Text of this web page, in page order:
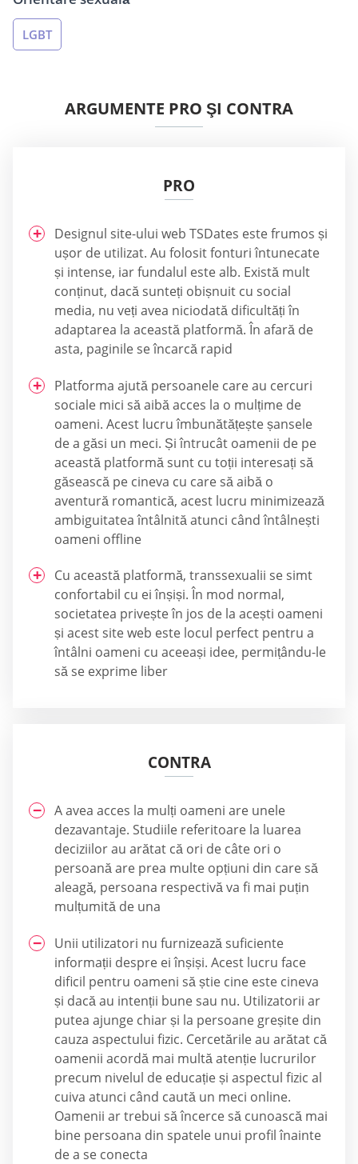
LGBT
ARGUMENTE PRO ŞI CONTRA
PRO
Designul site-ului web TSDates este frumos și
ușor de utilizat. Au folosit fonturi întunecate
și intense, iar fundalul este alb. Există mult
conținut, dacă sunteți obișnuit cu social
media, nu veți avea niciodată dificultăți în
adaptarea la această platformă. În afară de
asta, paginile se încarcă rapid
Platforma ajută persoanele care au cercuri
sociale mici să aibă acces la o mulțime de
oameni. Acest lucru îmbunătățește șansele
de a găsi un meci. Și întrucât oamenii de pe
această platformă sunt cu toții interesați să
găsească pe cineva cu care să aibă o
aventură romantică, acest lucru minimizează
ambiguitatea întâlnită atunci când întâlnești
oameni offline
Cu această platformă, transsexualii se simt
confortabil cu ei înșiși. În mod normal,
societatea privește în jos de la acești oameni
și acest site web este locul perfect pentru a
întâlni oameni cu aceeași idee, permițându-le
să se exprime liber
CONTRA
A avea acces la mulți oameni are unele
dezavantaje. Studiile referitoare la luarea
deciziilor au arătat că ori de câte ori o
persoană are prea multe opțiuni din care să
aleagă, persoana respectivă va fi mai puțin
mulțumită de una
Unii utilizatori nu furnizează suficiente
informații despre ei înșiși. Acest lucru face
dificil pentru oameni să știe cine este cineva
și dacă au intenții bune sau nu. Utilizatorii ar
putea ajunge chiar și la persoane greșite din
cauza aspectului fizic. Cercetările au arătat că
oamenii acordă mai multă atenție lucrurilor
precum nivelul de educație și aspectul fizic al
cuiva atunci când caută un meci online.
Oamenii ar trebui să încerce să cunoască mai
bine persoana din spatele unui profil înainte
de a se conecta